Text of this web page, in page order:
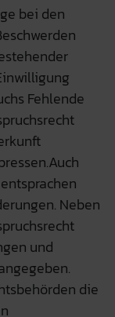
bei den
Fehlende
Neben
und
die